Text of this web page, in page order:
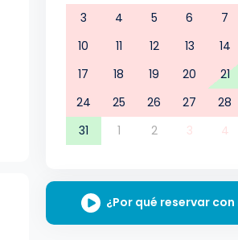
3
4 5 6 7
10
11 12 13 14
17
18 19 20 21
24
25 26 27 28
31
1 2 3 4
¿Por qué reservar